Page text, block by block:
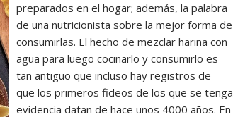
preparados en el hogar; además, la palabra
de una nutricionista sobre la mejor forma de
consumirlas. El hecho de mezclar harina con
agua para luego cocinarlo y consumirlo es
tan antiguo que incluso hay registros de
que los primeros fideos de los que se tenga
evidencia datan de hace unos 4000 años. En